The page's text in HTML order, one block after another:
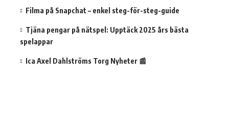
Filma på Snapchat – enkel steg-för-steg-guide
Tjäna pengar på nätspel: Upptäck 2025 års bästa
spelappar
Ica Axel Dahlströms Torg Nyheter 📰